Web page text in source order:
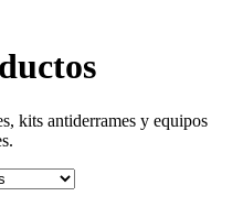
kits antiderrames y equipos